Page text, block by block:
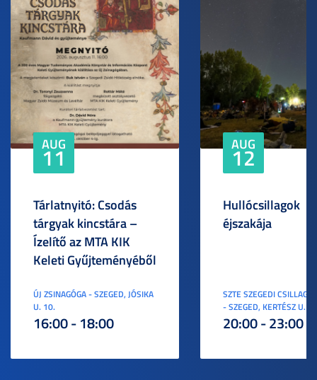
AUG
11
Tárlatnyitó: Csodás
tárgyak kincstára –
Ízelítő az MTA KIK
Keleti Gyűjteményéből
ÚJ ZSINAGÓGA - SZEGED, JÓSIKA
U. 10.
16:00 - 18:00
AUG
12
Hullócsillagok
éjszakája
SZTE SZEGEDI
- SZEGED, KERTÉSZ U. 3.
20:00 - 23:00